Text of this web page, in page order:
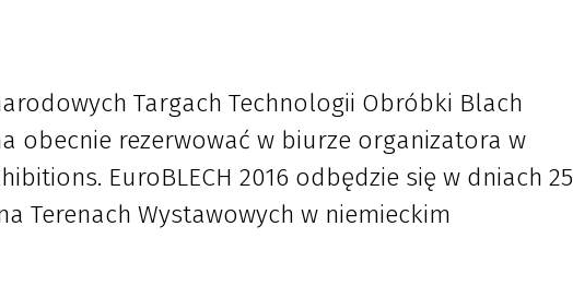
Targach Technologii Obróbki Blach
obecnie rezerwować w biurze organizatora w
EuroBLECH 2016 odbędzie się w dniach 25
Terenach Wystawowych w niemieckim